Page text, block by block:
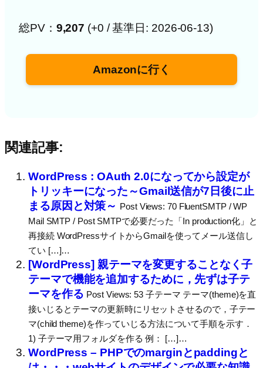
総PV： 9,207 (+0 / 基準日: 2026-06-13)
Amazonに行く
関連記事:
WordPress : OAuth 2.0になってから設定が
トリッキーになった～Gmail送信が7日後に止
まる原因と対策～ Post Views: 70 FluentSMTP / WP
Mail SMTP / Post SMTPで必要だった「In production化」と
再接続 WordPressサイトからGmailを使ってメール送信し
てい […]…
[WordPress] 親テーマを変更することなく子
テーマで機能を追加するために，先ずは子テ
ーマを作る Post Views: 53 子テーマ テーマ(theme)を直
接いじるとテーマの更新時にリセットさせるので，子テー
マ(child theme)を作っていじる方法について手順を示す．
1) 子テーマ用フォルダを作る 例： […]…
WordPress – PHPでのmarginとpaddingと